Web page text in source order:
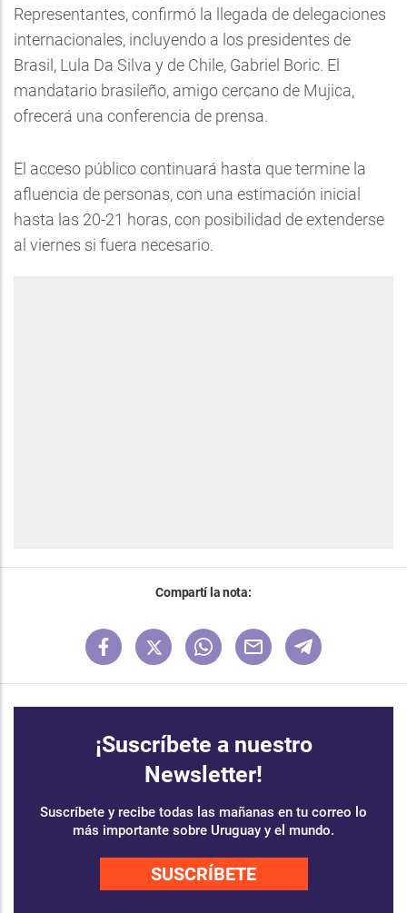
Representantes, confirmó la llegada de delegaciones
internacionales, incluyendo a los presidentes de
Brasil, Lula Da Silva y de Chile, Gabriel Boric. El
mandatario brasileño, amigo cercano de Mujica,
ofrecerá una conferencia de prensa.
El acceso público continuará hasta que termine la
afluencia de personas, con una estimación inicial
hasta las 20-21 horas, con posibilidad de extenderse
al viernes si fuera necesario.
Compartí la nota:
¡Suscríbete a nuestro
Newsletter!
Suscríbete y recibe todas las mañanas en tu correo lo
más importante sobre Uruguay y el mundo.
SUSCRÍBETE